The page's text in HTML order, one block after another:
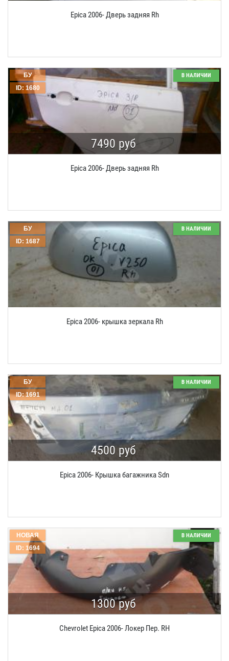
Epica 2006- Дверь задняя Rh
Epica 2006- Дверь задняя Rh
ID: 1680
БУ
7490 руб
В НАЛИЧИИ
Epica 2006- крышка зеркала Rh
ID: 1687
БУ В НАЛИЧИИ
Epica 2006- Крышка багажника Sdn
ID: 1691
БУ
4500 руб
В НАЛИЧИИ
Chevrolet Epica 2006- Локер Пер. RH
ID: 1694
НОВАЯ
1300 руб
В НАЛИЧИИ